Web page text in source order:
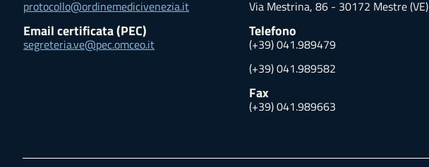
protocollo@ordinemedicivenezia.it
Email certificata (PEC)
segreteria.ve@pec.omceo.it
Via Mestrina, 86 - 30172 Mestre (VE)
Telefono
(+39) 041.989479
(+39) 041.989582
Fax
(+39) 041.989663